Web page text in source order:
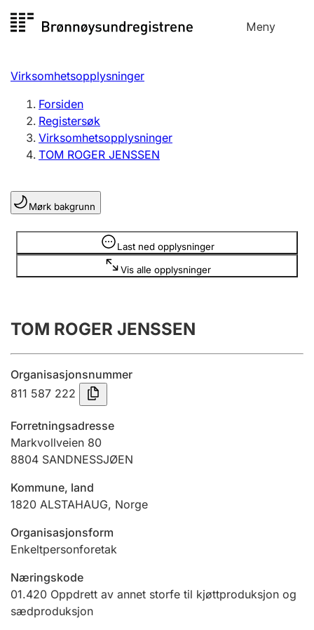
til
Meny
Registersøk
Aksjeselskap
Enkeltpersonforetak
Registrere, endre, slette
Lag og forening
Registrere, endre, slette
Årsregnskap
Innsending og forsinkelsesgebyr
Tinglysing
Jeger
Ektepaktveileder
Offentlig sektor
Virksomhetsopplysninger
Forsiden
Registersøk
Virksomhetsopplysninger
TOM ROGER JENSSEN
Mørk bakgrunn
Last ned opplysninger
Vis alle opplysninger
Opplysninger er skjult
TOM ROGER JENSSEN
Organisasjonsnummer
811 587 222
Forretningsadresse
Markvollveien 80
8804 SANDNESSJØEN
Kommune, land
1820 ALSTAHAUG, Norge
Organisasjonsform
Enkeltpersonforetak
Næringskode
01.420 Oppdrett av annet storfe til kjøttproduksjon og
sædproduksjon